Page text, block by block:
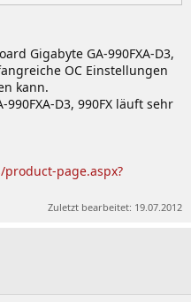
Gigabyte GA-990FXA-D3,
OC Einstellungen
kann.
D3, 990FX läuft sehr
page.aspx?
Zuletzt bearbeitet: 19.07.2012